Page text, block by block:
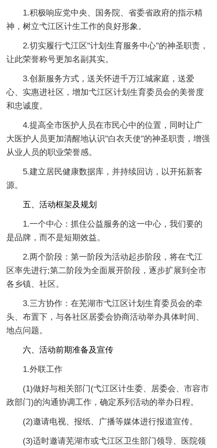
1.积极响应党中央、国务院、省委省政府的指示精
神，树立弋江区计生工作的良好形象。
2.切实履行弋江区"计划生育服务中心"的神圣职责，
让此荣誉称号更加名副其实。
3.创新服务方式，送关怀进千万江城家庭，送爱
心、实惠进社区，增加弋江区计划生育委员会的美誉度
和忠诚度。
4.提高全市医护人员在市民心中的位置，同时让广
大医护人员更加清醒地认识"白衣天使"的神圣职责，增强
从业人员的职业荣誉感。
5.建立居民健康数据库，并持续回访，以开拓新客
源。
五、活动框架及规划
1.一个中心：抓住公益服务的这一中心，我们要的
是品牌，而不是短期效益。
2.两个阶段：第一阶段为活动起步阶段，将在弋江
区率先进行;第二阶段为全面展开阶段，逐步扩展到全市
各乡镇、社区。
3.三方协作：在芜湖市弋江区计划生育委员会的牵
头、布置下，与各社区居委会协商活动举办具体时间、
地点问题。
六、活动前期准备及宣传
1.外联工作
(1)做好与相关部门(弋江区计生委、居委会、市容市
政部门)的沟通协调工作，确定系列活动的举办日程。
(2)邀请电视、报纸、广播等媒体进行报道宣传。
(3)适时邀请芜湖市或弋江区卫生部门领导、医院领